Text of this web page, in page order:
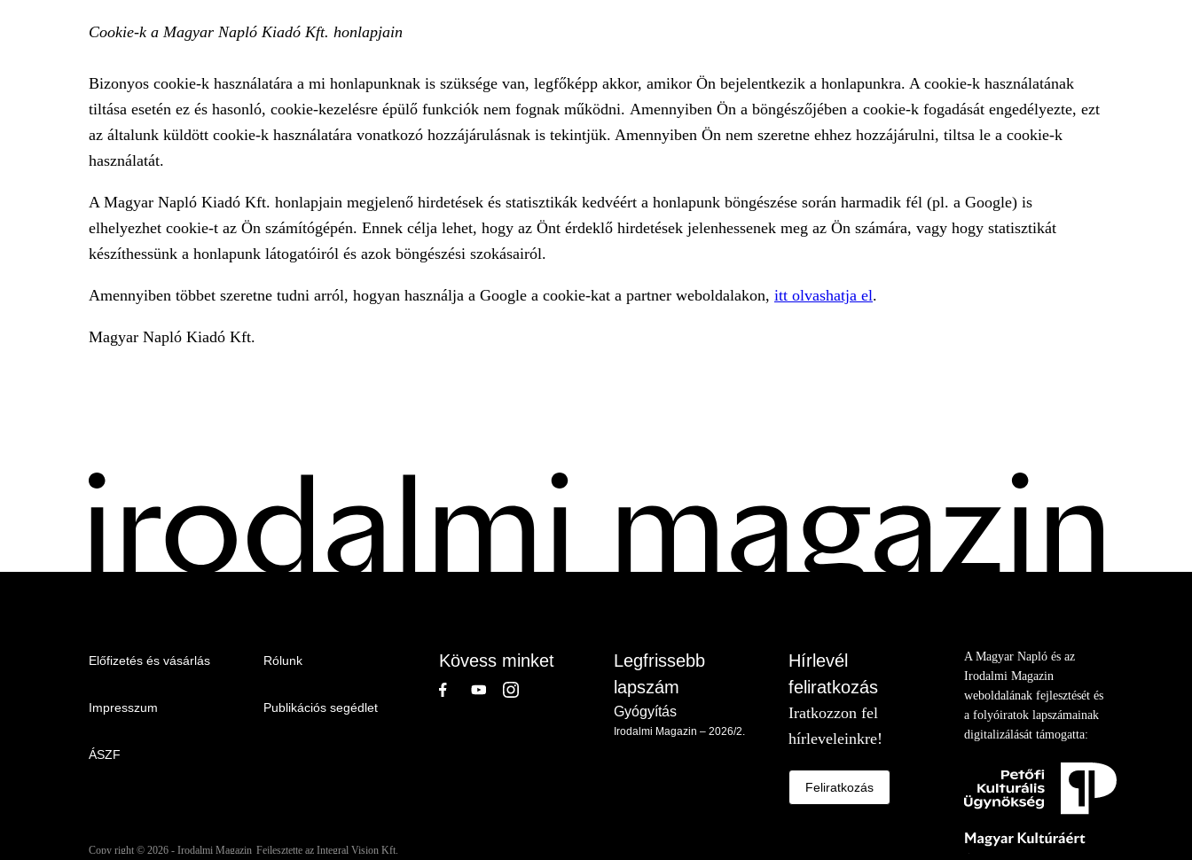
Cookie-k a Magyar Napló Kiadó Kft. honlapjain
Bizonyos cookie-k használatára a mi honlapunknak is szüksége van, legfőképp akkor, amikor Ön bejelentkezik a honlapunkra. A cookie-k használatának
tiltása esetén ez és hasonló, cookie-kezelésre épülő funkciók nem fognak működni. Amennyiben Ön a böngészőjében a cookie-k fogadását engedélyezte, ezt
az általunk küldött cookie-k használatára vonatkozó hozzájárulásnak is tekintjük. Amennyiben Ön nem szeretne ehhez hozzájárulni, tiltsa le a cookie-k
használatát.
A Magyar Napló Kiadó Kft. honlapjain megjelenő hirdetések és statisztikák kedvéért a honlapunk böngészése során harmadik fél (pl. a Google) is
elhelyezhet cookie-t az Ön számítógépén. Ennek célja lehet, hogy az Önt érdeklő hirdetések jelenhessenek meg az Ön számára, vagy hogy statisztikát
készíthessünk a honlapunk látogatóiról és azok böngészési szokásairól.
Amennyiben többet szeretne tudni arról, hogyan használja a Google a cookie-kat a partner weboldalakon, itt olvashatja el.
Magyar Napló Kiadó Kft.
Menu
Irodalmi
Előfizetés és vásárlás
Impresszum
ÁSZF
Rólunk
Publikációs segédlet
Kövess minket
Legfrissebb
lapszám
Gyógyítás
Irodalmi Magazin – 2026/2.
Hírlevél
feliratkozás
Iratkozzon fel
hírleveleinkre!
Feliratkozás
A Magyar Napló és az
Irodalmi Magazin
weboldalának fejlesztését és
a folyóiratok lapszámainak
digitalizálását támogatta:
Copy right © 2026 - Irodalmi Magazin Fejlesztette az Integral Vision Kft.